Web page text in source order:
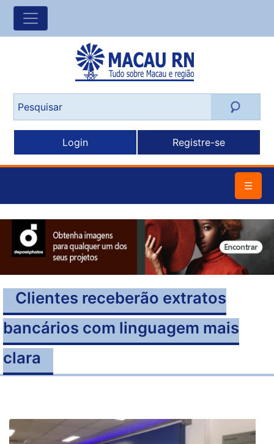
Login Registre-se
☰
Clientes receberão extratos
bancários com linguagem mais
clara